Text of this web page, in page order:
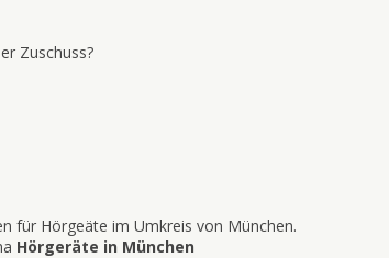
Zuschuss?
für Hörgeäte im Umkreis von München.
Hörgeräte in München